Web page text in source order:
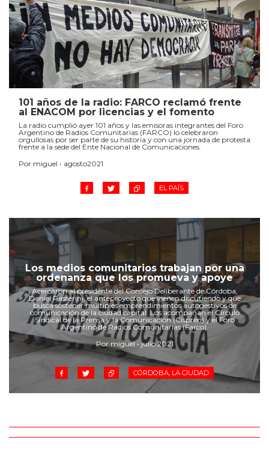
101 años de la radio: FARCO reclamó frente
al ENACOM por licencias y el fomento
La radio cumplió ayer 101 años y las emisoras integrantes del Foro
Argentino de Radios Comunitarias (FARCO) lo celebraron
orgullosas por ser parte de su historia y con una jornada de protesta
frente a la sede del Ente Nacional de Comunicaciones.
Por miguel • agosto2021
EL PAÍS
Los medios comunitarios trabajan por una
ordenanza que los promueva y apoye
Acercaron al presidente del Consejo Deliberante de Córdoba,
Daniel Passerini, el anteproyecto que vienen discutiendo y que
busca sostener múltiples emprendimientos autogestivos de
comunicación de la ciudad capital. Los acompañan el Círculo
Sindical de la Prensa y la Comunicación (Cispren) y el Foro
Argentino de Radios Comunitarias (Farco).
Por miguel • julio 2021
CÓRDOBA, LA CIUDAD